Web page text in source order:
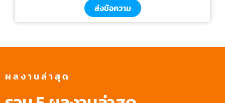
ส่งข้อความ
ผลงานล่าสุด